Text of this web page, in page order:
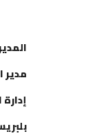
المدير
مدير
إدارة